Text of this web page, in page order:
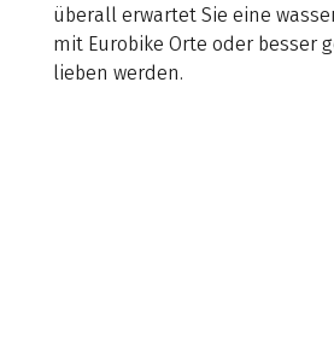
überall erwartet Sie eine
mit Eurobike Orte oder besser
lieben werden.